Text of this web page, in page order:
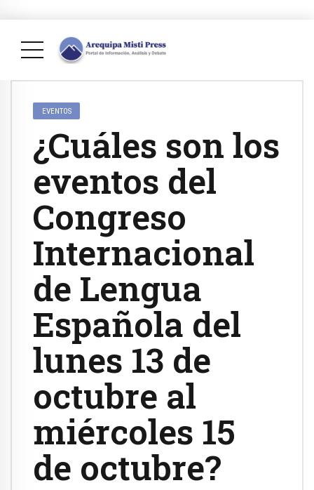
EVENTOS
¿Cuáles son los
eventos del
Congreso
Internacional
de Lengua
Española del
lunes 13 de
octubre al
miércoles 15
de octubre?